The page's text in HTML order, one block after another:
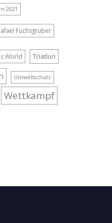
2021
Fuchsgruber
World Triatlon
Umweltschutz
Wettkampf